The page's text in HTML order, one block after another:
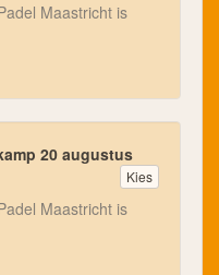
Maastricht is
20 augustus
Kies
Maastricht is